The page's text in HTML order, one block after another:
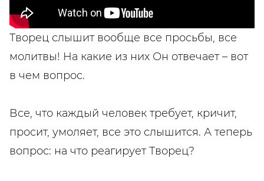
Творец слышит вообще все просьбы, все
молитвы! На какие из них Он отвечает – вот
в чем вопрос.
Все, что каждый человек требует, кричит,
просит, умоляет, все это слышится. А теперь
вопрос: на что реагирует Творец?